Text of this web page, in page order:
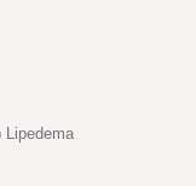
Lipedema